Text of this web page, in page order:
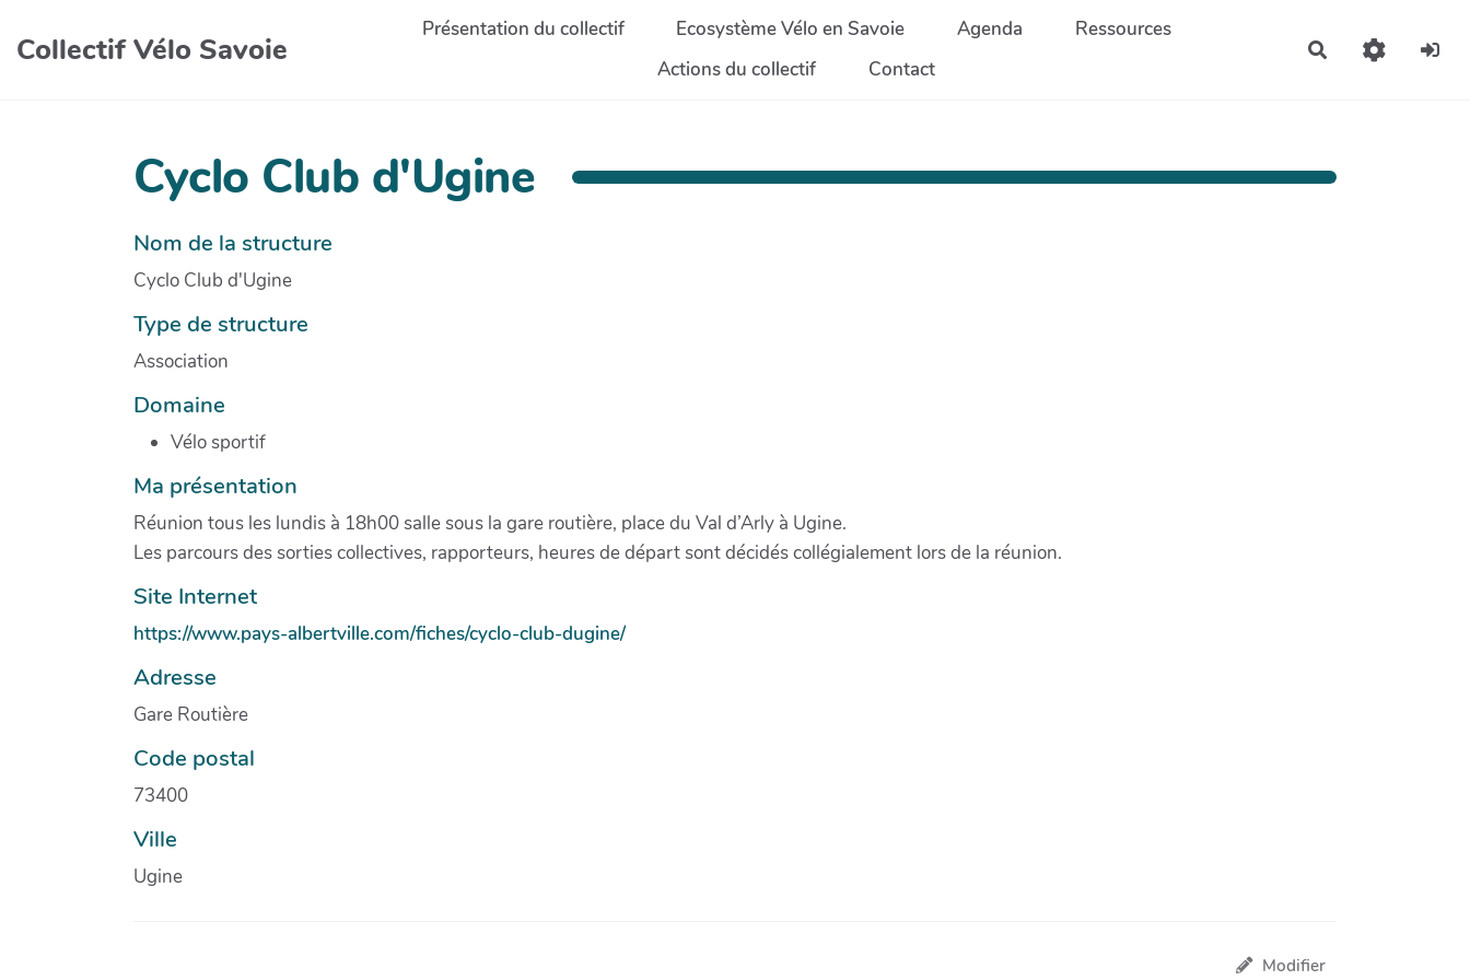
Collectif Vélo Savoie
Présentation du collectif Ecosystème Vélo en Savoie Agenda
Ressources
Actions du collectif
Contact
Rechercher
Cyclo Club d'Ugine
Nom de la structure
Cyclo Club d'Ugine
Type de structure
Association
Domaine
Vélo sportif
Ma présentation
Réunion tous les lundis à 18h00 salle sous la gare routière, place du Val d’Arly à Ugine.
Les parcours des sorties collectives, rapporteurs, heures de départ sont décidés collégialement lors de la réunion.
Site Internet
https://www.pays-albertville.com/fiches/cyclo-club-dugine/
Adresse
Gare Routière
Code postal
73400
Ville
Ugine
Modifier